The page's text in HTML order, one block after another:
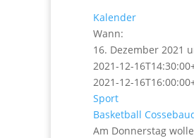
Kalender
Wann:
16. Dezember 2021
2021-12-
2021-12-
Sport
Basketball
Am Donnerstag